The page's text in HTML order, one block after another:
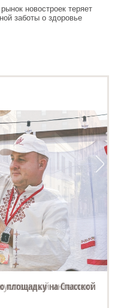
новостроек теряет
заботы о здоровье
интеллект